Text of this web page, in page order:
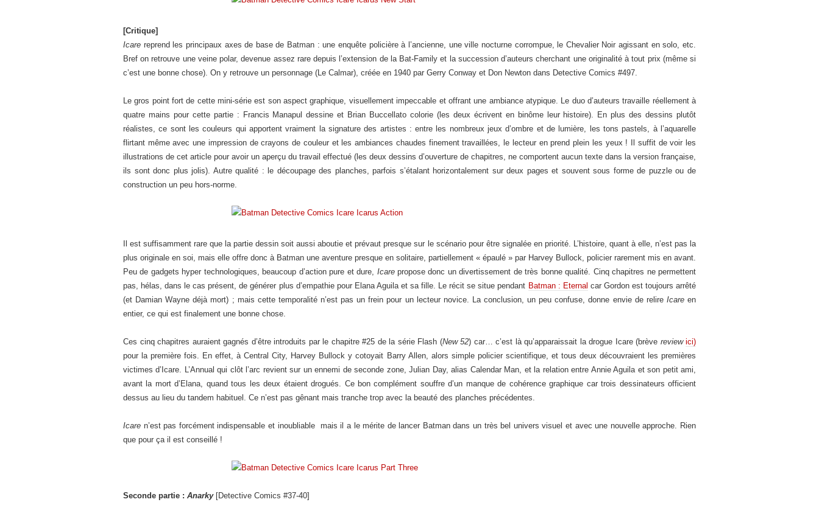
[Critique]
Icare reprend les principaux axes de base de Batman : une enquête policière à l’ancienne, une ville nocturne corrompue, le Chevalier Noir agissant en solo, etc.
Bref on retrouve une veine polar, devenue assez rare depuis l’extension de la Bat-Family et la succession d’auteurs cherchant une originalité à tout prix (même si
c’est une bonne chose). On y retrouve un personnage (Le Calmar), créée en 1940 par Gerry Conway et Don Newton dans Detective Comics #497.
Le gros point fort de cette mini-série est son aspect graphique, visuellement impeccable et offrant une ambiance atypique. Le duo d’auteurs travaille réellement à
quatre mains pour cette partie : Francis Manapul dessine et Brian Buccellato colorie (les deux écrivent en binôme leur histoire). En plus des dessins plutôt
réalistes, ce sont les couleurs qui apportent vraiment la signature des artistes : entre les nombreux jeux d’ombre et de lumière, les tons pastels, à l’aquarelle
flirtant même avec une impression de crayons de couleur et les ambiances chaudes finement travaillées, le lecteur en prend plein les yeux ! Il suffit de voir les
illustrations de cet article pour avoir un aperçu du travail effectué (les deux dessins d’ouverture de chapitres, ne comportent aucun texte dans la version française,
ils sont donc plus jolis). Autre qualité : le découpage des planches, parfois s’étalant horizontalement sur deux pages et souvent sous forme de puzzle ou de
construction un peu hors-norme.
Il est suffisamment rare que la partie dessin soit aussi aboutie et prévaut presque sur le scénario pour être signalée en priorité. L’histoire, quant à elle, n’est pas la
plus originale en soi, mais elle offre donc à Batman une aventure presque en solitaire, partiellement « épaulé » par Harvey Bullock, policier rarement mis en avant.
Peu de gadgets hyper technologiques, beaucoup d’action pure et dure, Icarepropose donc un divertissement de très bonne qualité. Cinq chapitres ne permettent
pas, hélas, dans le cas présent, de générer plus d’empathie pour Elana Aguila et sa fille. Le récit se situe pendant Batman : Eternal car Gordon est toujours arrêté
(et Damian Wayne déjà mort) ; mais cette temporalité n’est pas un frein pour un lecteur novice. La conclusion, un peu confuse, donne envie de relire Icareen
entier, ce qui est finalement une bonne chose.
Ces cinq chapitres auraient gagnés d’être introduits par le chapitre #25 de la série Flash (New 52) car… c’est là qu’apparaissait la drogue Icare (brève review ici)
pour la première fois. En effet, à Central City, Harvey Bullock y cotoyait Barry Allen, alors simple policier scientifique, et tous deux découvraient les premières
victimes d’Icare. L’Annual qui clôt l’arc revient sur un ennemi de seconde zone, Julian Day, alias Calendar Man, et la relation entre Annie Aguila et son petit ami,
avant la mort d’Elana, quand tous les deux étaient drogués. Ce bon complément souffre d’un manque de cohérence graphique car trois dessinateurs officient
dessus au lieu du tandem habituel. Ce n’est pas gênant mais tranche trop avec la beauté des planches précédentes.
Icare n’est pas forcément indispensable et inoubliable mais il a le mérite de lancer Batman dans un très bel univers visuel et avec une nouvelle approche. Rien
que pour ça il est conseillé !
Seconde partie : Anarky[Detective Comics #37-40]